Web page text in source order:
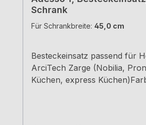
Schrank
Für Schrankbreite: 45,0 cm
Besteckeinsatz passend für
ArciTech Zarge (Nobilia,
Küchen, express